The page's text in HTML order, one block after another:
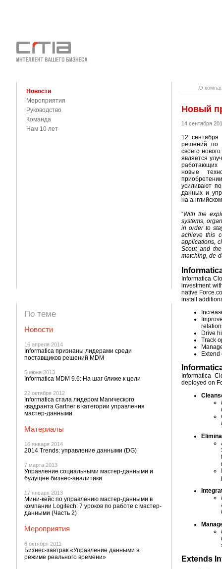
Новости
Мероприятия
Руководство
Команда
Нам 10 лет
По теме
Новости
16 апреля 2014
Informatica признаны лидерами среди
поставщиков решений MDM
5 июня 2013
Informatica MDM 9.6: На шаг ближе к цели
22 октября 2012
Informatica стала лидером Магического
квадранта Gartner в категории управления
мастер-данными
Материалы
16 января 2014
2014 Trends: управление данными (DG)
7 марта 2013
Управление социальными мастер-данными и
будущее бизнес-аналитики
17 января 2013
Мини-кейс по управлению мастер-данными в
компании Logitech: 7 уроков по работе с мастер-
данными (Часть 2)
Мероприятия
6 октября 2011
Бизнес-завтрак «Управление данными в
режиме реального времени»
О
Новый
14 сентября
12 сентября
решений по
своего
является
работающих
новые
усиливают
данных и
на
“With the
systems,
in order to
achieve this
applications,
Scout and
matching, de-
Informatica
investment
native
install
Drive
Track
Informatica
deployed on
Extends